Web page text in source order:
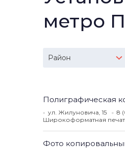
метро
Район
Полиграфическая
ул. Жилуновича, 15 8
Широкоформатная
Фото